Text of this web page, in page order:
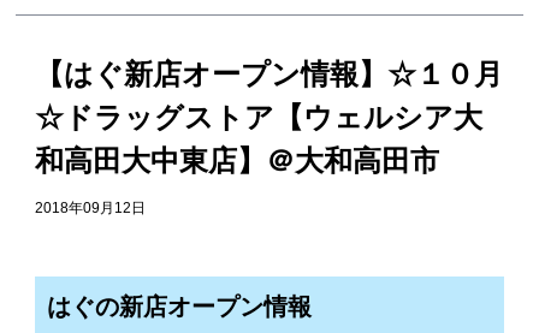
【はぐ新店オープン情報】☆１０月
☆ドラッグストア【ウェルシア大
和高田大中東店】＠大和高田市
2018年09月12日
はぐの新店オープン情報